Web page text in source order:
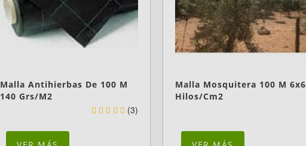
Malla Antihierbas De 100 M
140 Grs/m2
(3)
Malla Mosquitera 100 M 6x6
Hilos/cm2